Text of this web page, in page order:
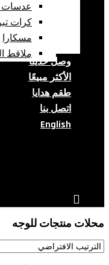
عدسات
كرات
مسكارا
ملاقط
وصل حديثا
الأكثر مبيعًا
طقم هدايا
اتصل بنا
English
محلات منتجات للوجه